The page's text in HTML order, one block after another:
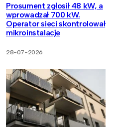
Prosument zgłosił 48 kW, a
wprowadzał 700 kW.
Operator sieci skontrolował
mikroinstalacje
28-07-2026